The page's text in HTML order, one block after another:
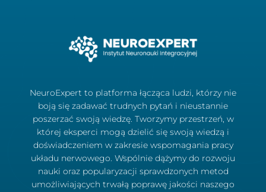
NeuroExpert to platforma łącząca ludzi, którzy nie
boją się zadawać trudnych pytań i nieustannie
poszerzać swoją wiedzę. Tworzymy przestrzeń, w
której eksperci mogą dzielić się swoją wiedzą i
doświadczeniem w zakresie wspomagania pracy
układu nerwowego. Wspólnie dążymy do rozwoju
nauki oraz popularyzacji sprawdzonych metod
umożliwiających trwałą poprawę jakości naszego